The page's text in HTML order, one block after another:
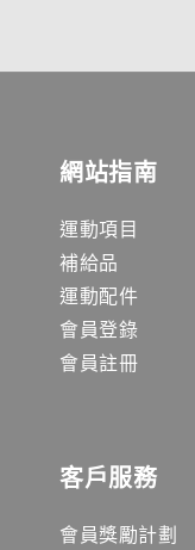
網站指南
運動項目
補給品
運動配件
會員登錄
會員註冊
客戶服務
會員獎勵計劃